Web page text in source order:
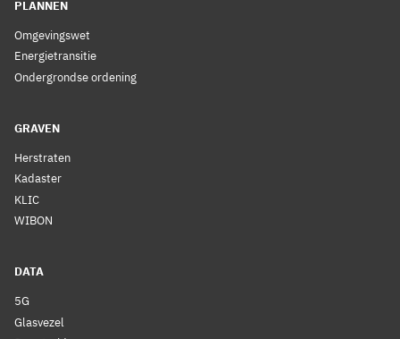
PLANNEN
Omgevingswet
Energietransitie
Ondergrondse ordening
GRAVEN
Herstraten
Kadaster
KLIC
WIBON
DATA
5G
Glasvezel